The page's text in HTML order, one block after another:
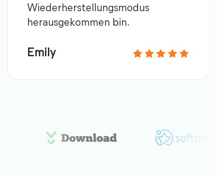
Wiederherstellungsmodus
herausgekommen bin.
Emily